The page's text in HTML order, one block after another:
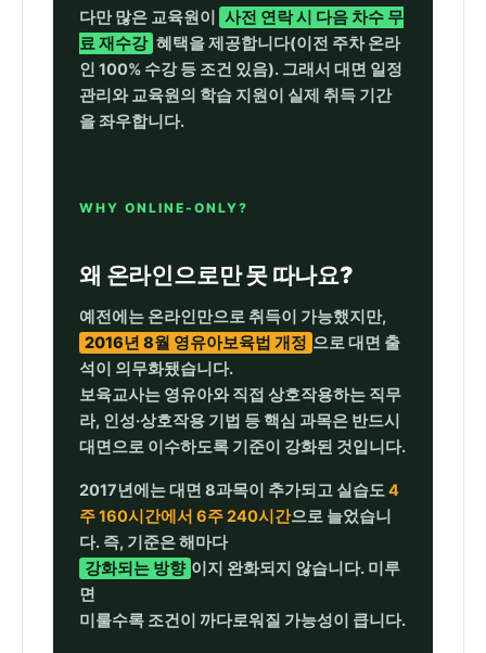
다만 많은 교육원이 사전 연락 시 다음 차수 무
료 재수강 혜택을 제공합니다(이전 주차 온라
인 100% 수강 등 조건 있음). 그래서 대면 일정
관리와 교육원의 학습 지원이 실제 취득 기간
을 좌우합니다.
WHY ONLINE-ONLY?
왜 온라인으로만 못 따나요?
예전에는 온라인만으로 취득이 가능했지만,
2016년 8월 영유아보육법 개정 으로 대면 출
석이 의무화됐습니다.
보육교사는 영유아와 직접 상호작용하는 직무
라, 인성·상호작용 기법 등 핵심 과목은 반드시
대면으로 이수하도록 기준이 강화된 것입니다.
2017년에는 대면 8과목이 추가되고 실습도4
주 160시간에서 6주 240시간으로 늘었습니
다. 즉, 기준은 해마다
강화되는 방향 이지 완화되지 않습니다. 미루
면
미룰수록 조건이 까다로워질 가능성이 큽니다.